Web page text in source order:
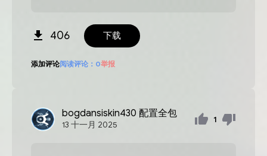
406 下载
添加评论阅读评论： 0举报
bogdansiskin430 配置全包
13 十一月 2025
1